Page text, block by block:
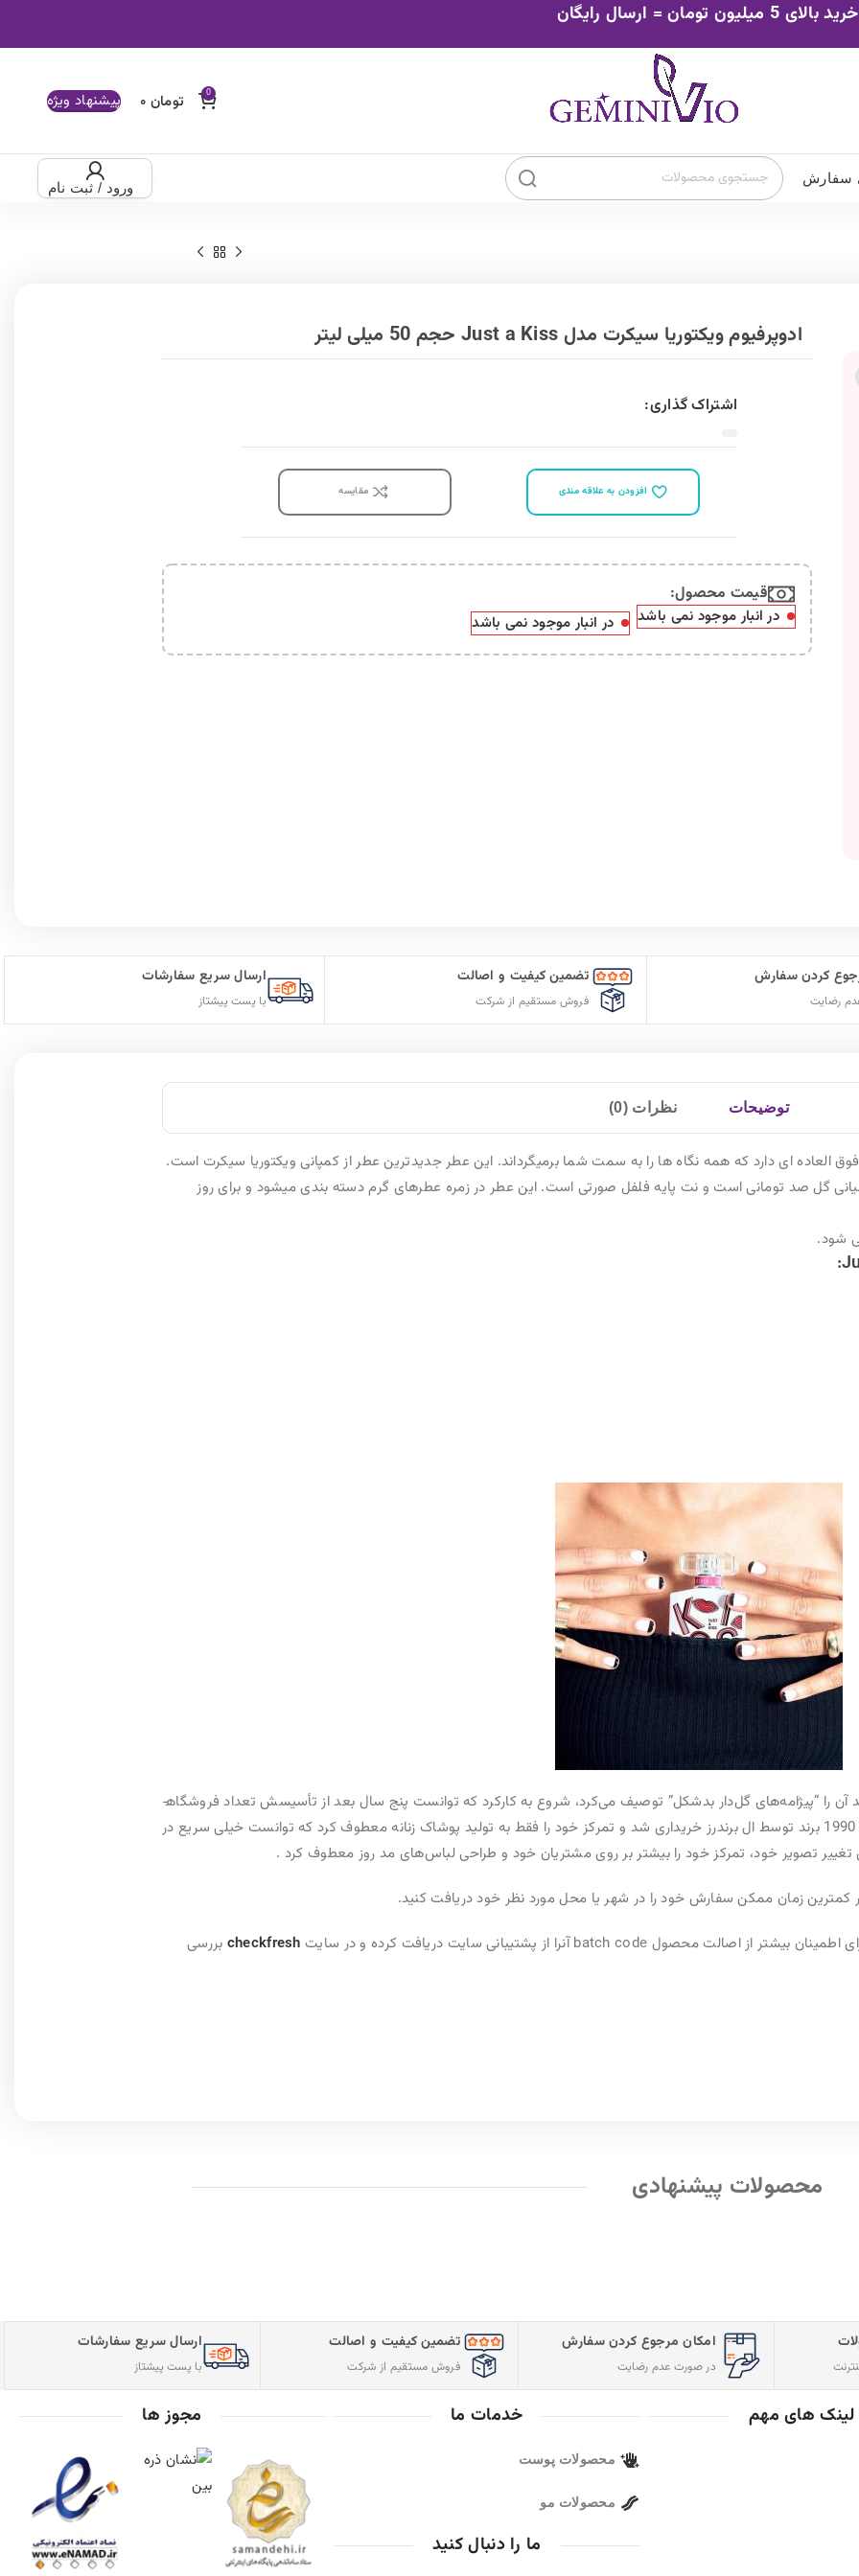
ضد افتاب چشم ضد افتاب صورت
مقايسه
نمی باشد
کیفیت و اصالت
از شرکت
ارسال سریع سفارشات
با پست پیشتاز
این عطر جدیدترین عطر از کمپانی ویکتوریا سیکرت است.
این عطر در زمره عطرهای گرم دسته بندی میشود و برای روز
ویکتوریا سکرت در سال 1977 در واکنش به چیزی که بنیان‌گذار برند آن را “پیژامه‌های گل‌دار بدشکل” توصیف می‌کرد، شروع به کارکرد که توانست پنج سال بعد از تأسیسش تعداد فروشگاه­
ال برندرز خریداری شد و تمرکز خود را فقط به تولید پوشاک زنانه معطوف کرد که توانست خیلی سریع در
نظر خود دریافت کنید.
از پشتیبانی سایت دریافت کرده و در سایتcheckfreshبررسی
تضمین کیفیت و اصالت
فروش مستقیم از شرکت
ارسال سریع سفارشات
با پست پیشتاز
خدمات ما مجوز ها